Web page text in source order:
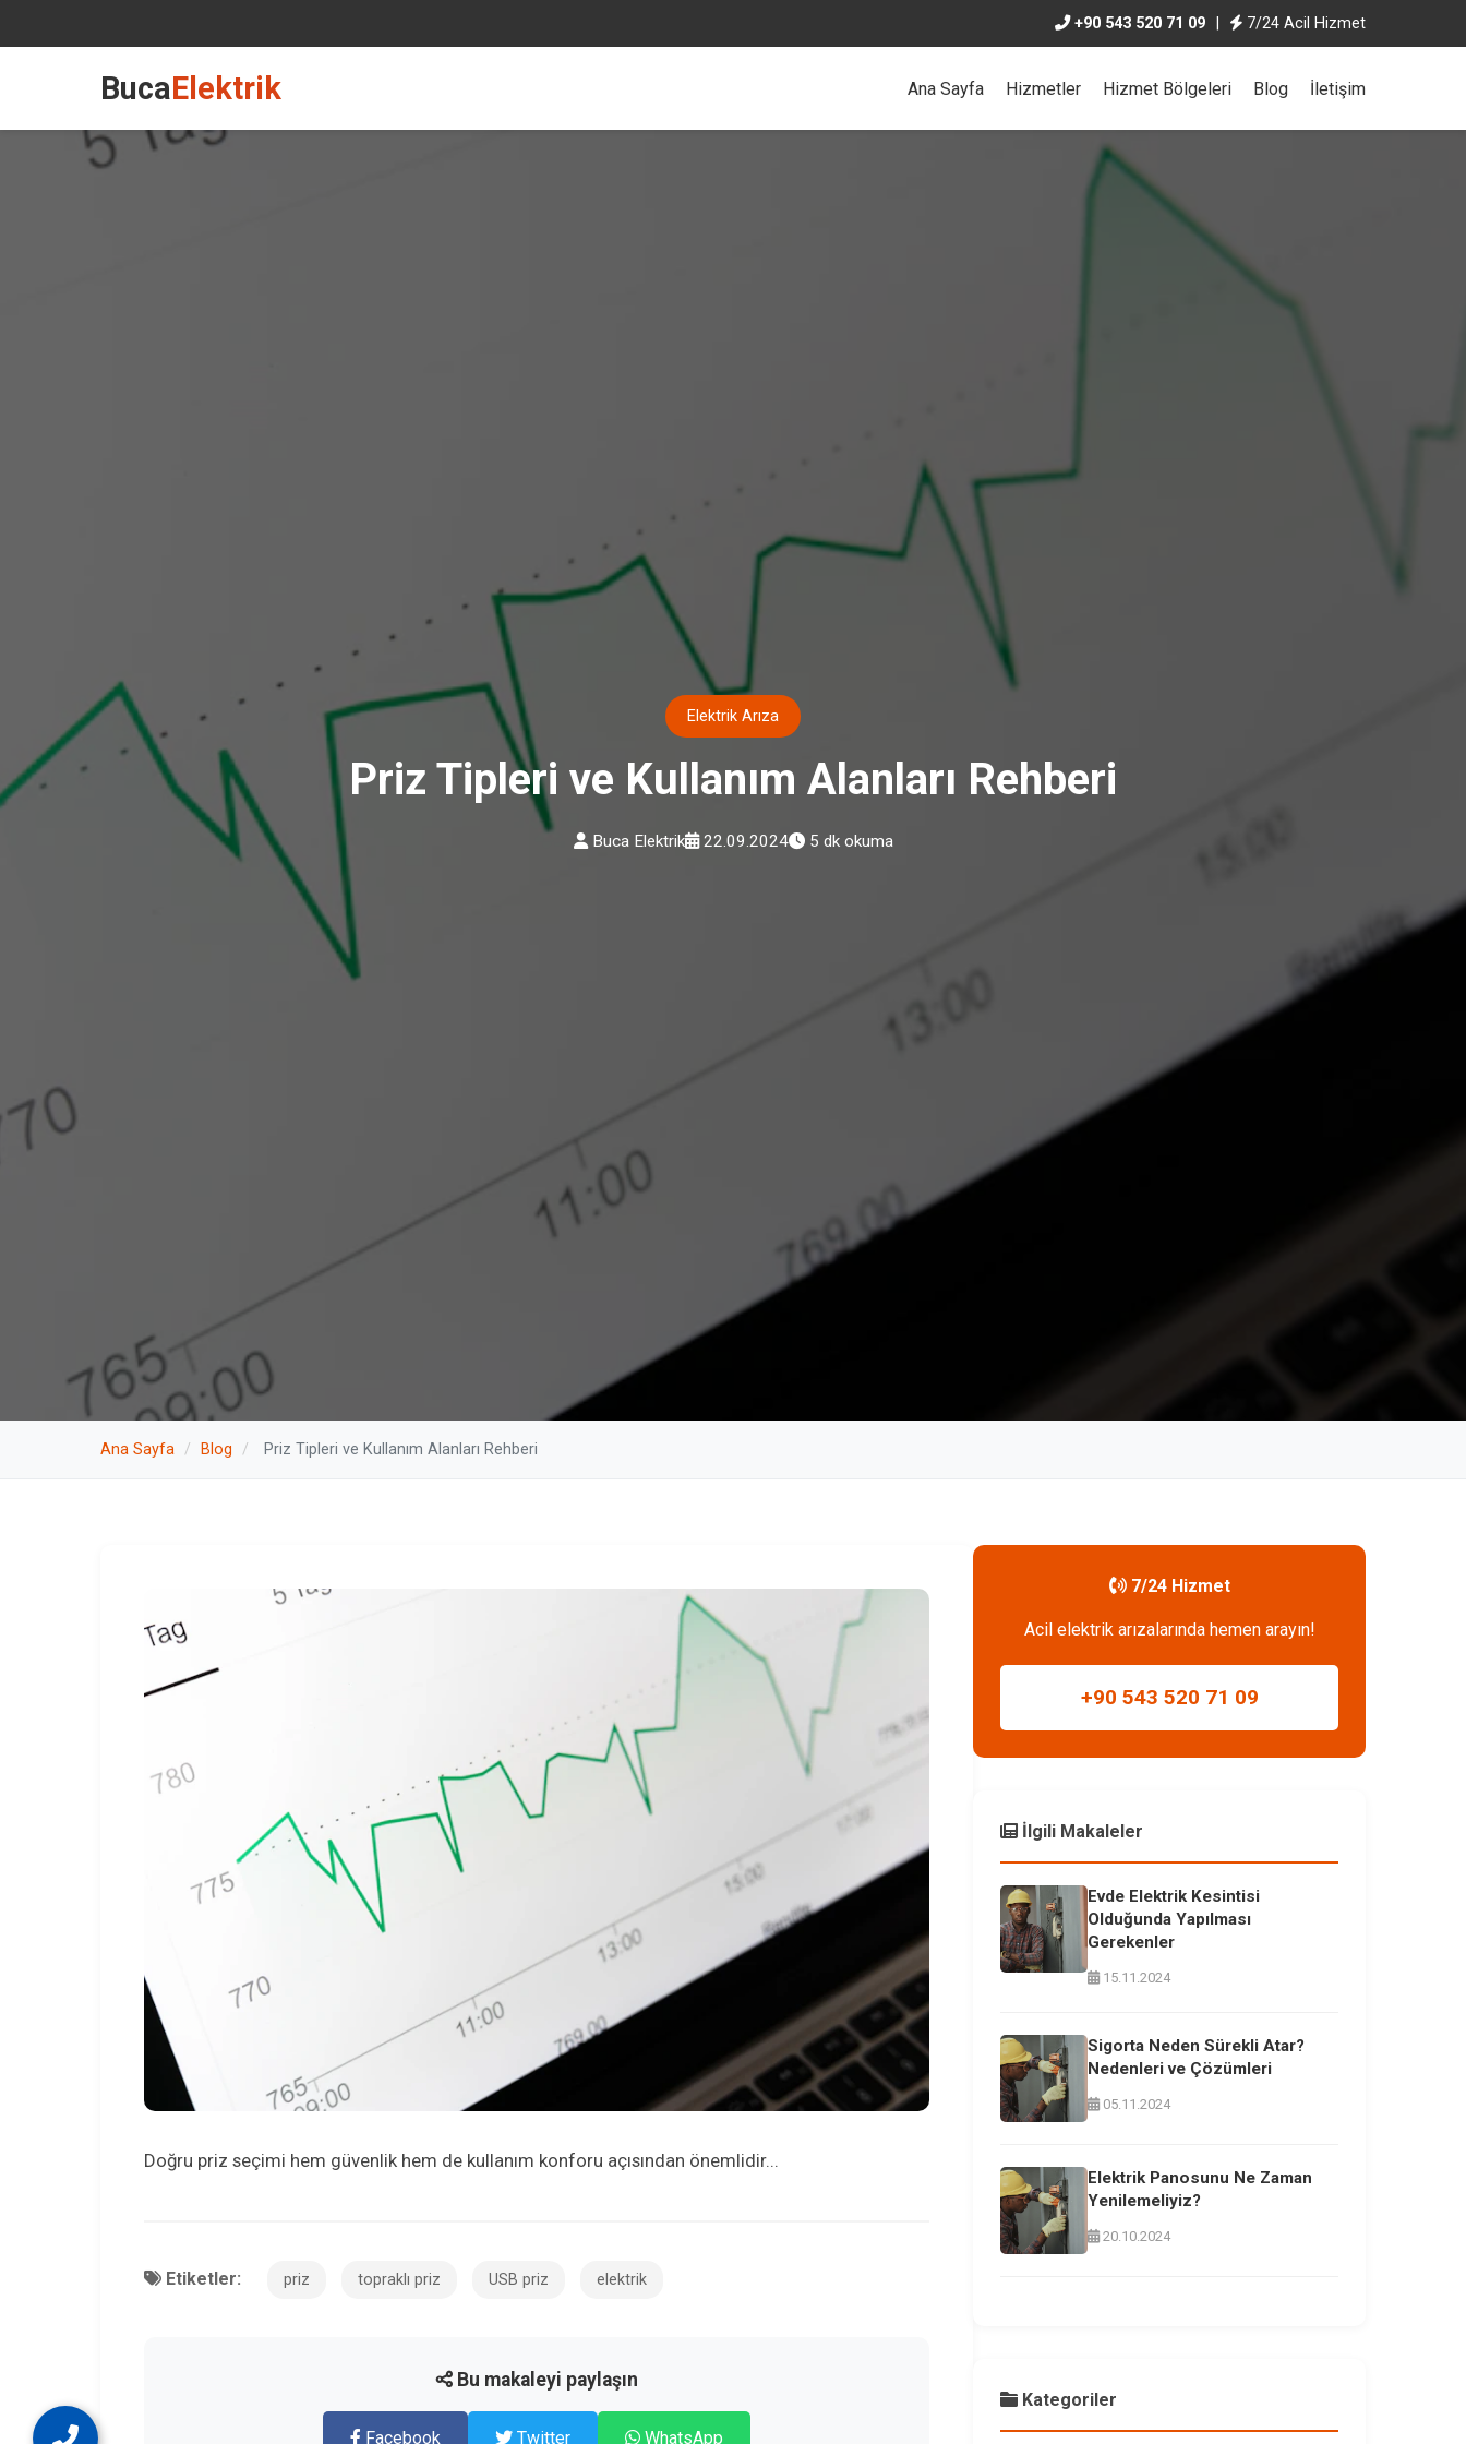
+90 543 520 71 09 7/24 Acil Hizmet
BucaElektrik Ana Sayfa Hizmetler Hizmet Bölgeleri Blog İletişim
Elektrik Arıza
Priz Tipleri ve Kullanım Alanları Rehberi
Buca Elektrik 22.09.2024 5 dk okuma
Ana Sayfa / Blog / Priz Tipleri ve Kullanım Alanları Rehberi
Doğru priz seçimi hem güvenlik hem de kullanım konforu açısından önemlidir...
Etiketler: priz topraklı priz USB priz elektrik
Bu makaleyi paylaşın
Facebook Twitter WhatsApp
7/24 Hizmet
Acil elektrik arızalarında hemen arayın!
+90 543 520 71 09
İlgili Makaleler
Evde Elektrik Kesintisi
Olduğunda Yapılması
Gerekenler
15.11.2024
Sigorta Neden Sürekli Atar?
Nedenleri ve Çözümleri
05.11.2024
Elektrik Panosunu Ne Zaman
Yenilemeliyiz?
20.10.2024
Kategoriler